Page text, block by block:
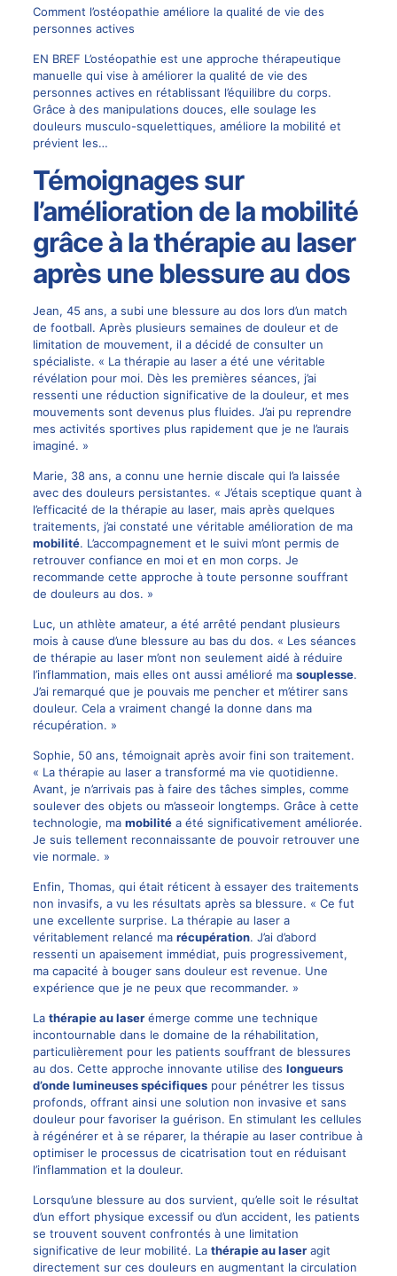
Comment l’ostéopathie améliore la qualité de vie des
personnes actives
EN BREF L’ostéopathie est une approche thérapeutique
manuelle qui vise à améliorer la qualité de vie des
personnes actives en rétablissant l’équilibre du corps.
Grâce à des manipulations douces, elle soulage les
douleurs musculo-squelettiques, améliore la mobilité et
prévient les…
Témoignages sur
l’amélioration de la mobilité
grâce à la thérapie au laser
après une blessure au dos
Jean, 45 ans, a subi une blessure au dos lors d’un match
de football. Après plusieurs semaines de douleur et de
limitation de mouvement, il a décidé de consulter un
spécialiste. « La thérapie au laser a été une véritable
révélation pour moi. Dès les premières séances, j’ai
ressenti une réduction significative de la douleur, et mes
mouvements sont devenus plus fluides. J’ai pu reprendre
mes activités sportives plus rapidement que je ne l’aurais
imaginé. »
Marie, 38 ans, a connu une hernie discale qui l’a laissée
avec des douleurs persistantes. « J’étais sceptique quant à
l’efficacité de la thérapie au laser, mais après quelques
traitements, j’ai constaté une véritable amélioration de ma
mobilité. L’accompagnement et le suivi m’ont permis de
retrouver confiance en moi et en mon corps. Je
recommande cette approche à toute personne souffrant
de douleurs au dos. »
Luc, un athlète amateur, a été arrêté pendant plusieurs
mois à cause d’une blessure au bas du dos. « Les séances
de thérapie au laser m’ont non seulement aidé à réduire
l’inflammation, mais elles ont aussi amélioré ma souplesse.
J’ai remarqué que je pouvais me pencher et m’étirer sans
douleur. Cela a vraiment changé la donne dans ma
récupération. »
Sophie, 50 ans, témoignait après avoir fini son traitement.
« La thérapie au laser a transformé ma vie quotidienne.
Avant, je n’arrivais pas à faire des tâches simples, comme
soulever des objets ou m’asseoir longtemps. Grâce à cette
technologie, ma mobilitéa été significativement améliorée.
Je suis tellement reconnaissante de pouvoir retrouver une
vie normale. »
Enfin, Thomas, qui était réticent à essayer des traitements
non invasifs, a vu les résultats après sa blessure. « Ce fut
une excellente surprise. La thérapie au laser a
véritablement relancé ma récupération. J’ai d’abord
ressenti un apaisement immédiat, puis progressivement,
ma capacité à bouger sans douleur est revenue. Une
expérience que je ne peux que recommander. »
La thérapie au laserémerge comme une technique
incontournable dans le domaine de la réhabilitation,
particulièrement pour les patients souffrant de blessures
au dos. Cette approche innovante utilise des longueurs
d’onde lumineuses spécifiquespour pénétrer les tissus
profonds, offrant ainsi une solution non invasive et sans
douleur pour favoriser la guérison. En stimulant les cellules
à régénérer et à se réparer, la thérapie au laser contribue à
optimiser le processus de cicatrisation tout en réduisant
l’inflammation et la douleur.
Lorsqu’une blessure au dos survient, qu’elle soit le résultat
d’un effort physique excessif ou d’un accident, les patients
se trouvent souvent confrontés à une limitation
significative de leur mobilité. La thérapie au laseragit
directement sur ces douleurs en augmentant la circulation